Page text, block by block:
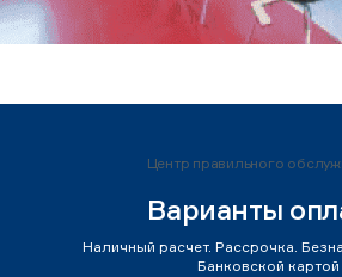
Центр правильного
Варианты
Наличный расчет. Рассрочка.
Банковской картой